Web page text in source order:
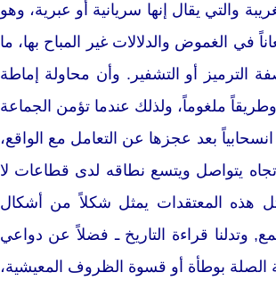
والتي يقال إنها سريانية أو عبرية، وهو
الغموض والدلالات غير المباح بها، ما
أو التشفير. وأن محاولة إماطة
ملغوماً، ولذلك عندما تؤمن الجماعة
انسحابياً بعد عجزها عن التعامل مع الواقع،
يتواصل ويتسع نطاقه لدى قطاعات لا
هذه المعتقدات يمثل شكلاً من أشكال
وتدلنا قراءة التاريخ ـ فضلاً عن دواعي
الصلة بوطأة أو قسوة الظروف المعيشية،